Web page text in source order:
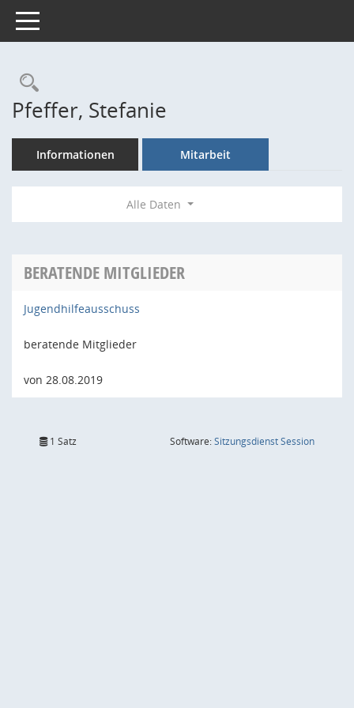
Toggle navigation
Rechercheauswahl
Pfeffer, Stefanie
Informationen Mitarbeit
Alle Daten
BERATENDE MITGLIEDER
Jugendhilfeausschuss
beratende Mitglieder
von 28.08.2019
1 Satz Software:SitzungsdienstSession(Wird in